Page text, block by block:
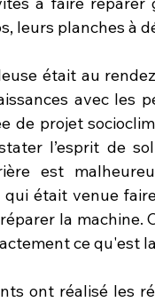
leurs planches à
était au
avec les
de projet
l’esprit de
est
qui était venue
la machine.
ce qu'est
ont réalisé les